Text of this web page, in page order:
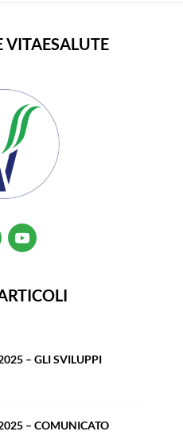
– GLI SVILUPPI
– COMUNICATO